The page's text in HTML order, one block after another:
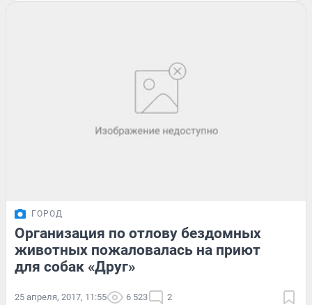
ГОРОД
Организация по отлову бездомных
животных пожаловалась на приют
для собак «Друг»
25 апреля, 2017, 11:55 6 523 2